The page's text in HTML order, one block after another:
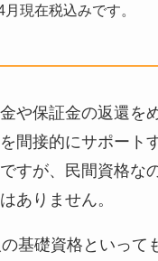
現在税込みです。
や保証金の返還を
間接的にサポート
すが、民間資格な
ありません。
基礎資格といって